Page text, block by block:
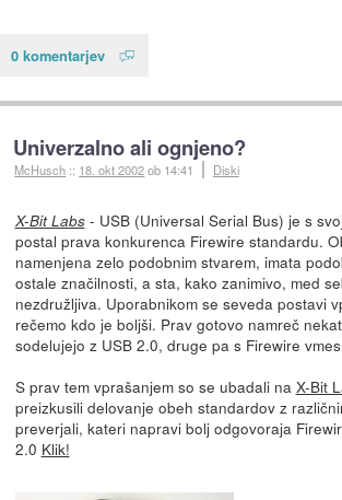
0 komentarjev
Univerzalno ali ognjeno?
McHusch :: 18. okt 2002ob 14:41 Diski
X-Bit Labs- USB (Universal Serial Bus) je s
postal prava konkurenca Firewire standardu.
namenjena zelo podobnim stvarem, imata
ostale značilnosti, a sta, kako zanimivo, med
nezdružljiva. Uporabnikom se seveda postavi
rečemo kdo je boljši. Prav gotovo namreč
sodelujejo z USB 2.0, druge pa s Firewire
S prav tem vprašanjem so se ubadali na X-Bit
preizkusili delovanje obeh standardov z
preverjali, kateri napravi bolj odgovoraja
2.0 Klik!